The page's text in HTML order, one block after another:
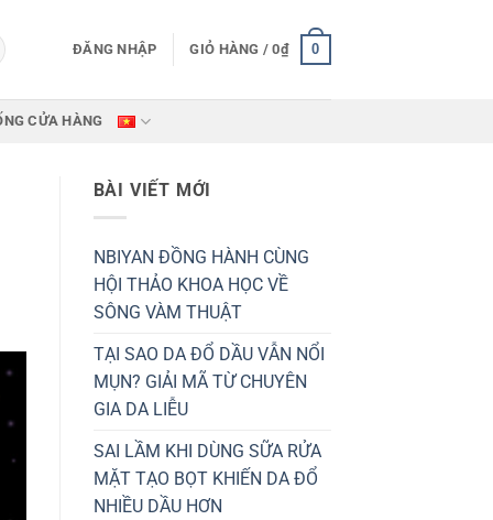
ĐĂNG NHẬP GIỎ HÀNG /0₫ 0
CỬA HÀNG
BÀI VIẾT MỚI
NBIYAN ĐỒNG HÀNH CÙNG
HỘI THẢO KHOA HỌC VỀ
SÔNG VÀM THUẬT
TẠI SAO DA ĐỔ DẦU VẪN NỔI
MỤN? GIẢI MÃ TỪ CHUYÊN
GIA DA LIỄU
SAI LẦM KHI DÙNG SỮA RỬA
MẶT TẠO BỌT KHIẾN DA ĐỔ
NHIỀU DẦU HƠN